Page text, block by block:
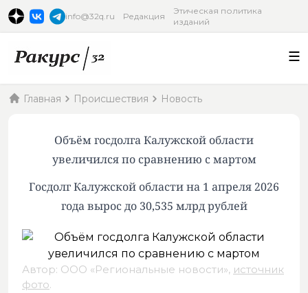
info@32q.ru Редакция
Этическая политика
изданий
Главная Происшествия Новость
Объём госдолга Калужской области
увеличился по сравнению с мартом
Госдолг Калужской области на 1 апреля 2026
года вырос до 30,535 млрд рублей
Автор: ООО «Региональные новости», источник
фото.